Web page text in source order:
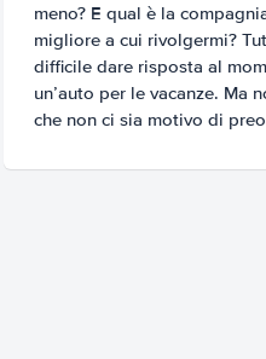
meno? E qual è la
migliore a cui rivolgermi?
difficile dare risposta al
un’auto per le vacanze. Ma
che non ci sia motivo di